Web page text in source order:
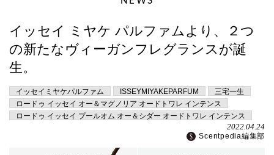
イッセイ ミヤケ パルファムより、２つ
の新たなヴィーガンフレグランスが誕
生。
イッセイミヤケパルファム ISSEYMIYAKEPARFUM
三宅一生
ロードゥ イッセイ オー＆マグノリア オードトワレ インテンス
ロードゥ イッセイ プールオム オー＆シダー オードトワレ インテンス
2022.04.24
Scentpedia編集部